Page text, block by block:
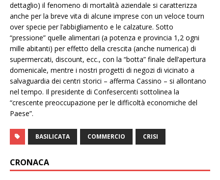
dettaglio) il fenomeno di mortalità aziendale si caratterizza
anche per la breve vita di alcune imprese con un veloce tourn
over specie per l’abbigliamento e le calzature. Sotto
“pressione” quelle alimentari (a potenza e provincia 1,2 ogni
mille abitanti) per effetto della crescita (anche numerica) di
supermercati, discount, ecc., con la “botta” finale dell’apertura
domenicale, mentre i nostri progetti di negozi di vicinato a
salvaguardia dei centri storici – afferma Cassino – si allontano
nel tempo. Il presidente di Confesercenti sottolinea la
“crescente preoccupazione per le difficoltà economiche del
Paese”.
BASILICATA COMMERCIO CRISI
CRONACA